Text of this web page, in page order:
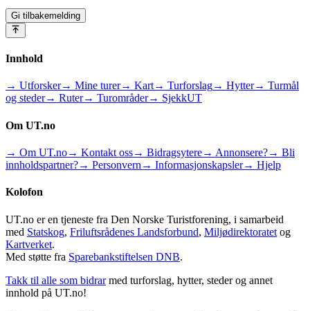
Gi tilbakemelding
Innhold
→ Utforsker→ Mine turer→ Kart→ Turforslag→ Hytter→ Turmål
og steder→ Ruter→ Turområder→ SjekkUT
Om UT.no
→ Om UT.no→ Kontakt oss→ Bidragsytere→ Annonsere?→ Bli
innholdspartner?→ Personvern → Informasjonskapsler→ Hjelp
Kolofon
UT.no er en tjeneste fra Den Norske Turistforening, i samarbeid
med Statskog, Friluftsrådenes Landsforbund, Miljødirektoratet og
Kartverket.
Med støtte fra Sparebankstiftelsen DNB.
Takk til alle som bidrar med turforslag, hytter, steder og annet
innhold på UT.no!